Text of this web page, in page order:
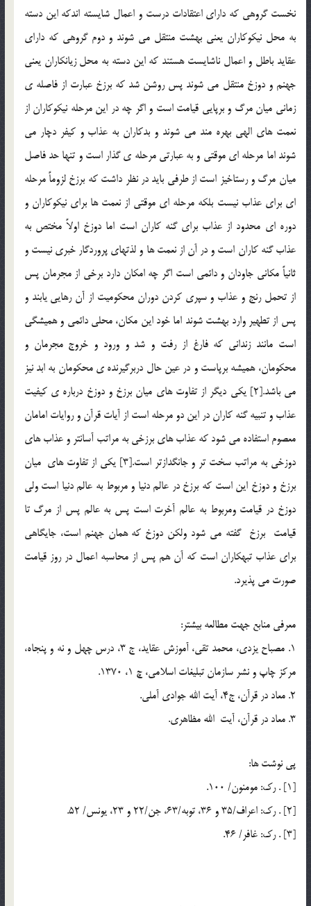
نخست گروهي كه داراي اعتقادات درست و اعمال شايسته اندكه اين دسته
به محل نيكوكاران يعني بهشت منتقل مي شوند و دوم گروهي كه داراي
عقايد باطل و اعمال ناشايست هستند كه اين دسته به محل زيانكاران يعني
جهنم و دوزخ منتقل مي شوند پس روشن شد كه برزخ عبارت از فاصله ي
زماني ميان مرگ و برپايي قيامت است و اگر چه در اين مرحله نيكوكاران از
نعمت هاي الهي بهره مند مي شوند و بدكاران به عذاب و كيفر دچار مي
شوند اما مرحله اي موقتي و به عبارتي مرحله ي گذار است و تنها حد فاصل
ميان مرگ و رستاخيز است از طرفي بايد در نظر داشت كه برزخ لزوماً مرحله
اي براي عذاب نيست بلكه مرحله اي موقتي از نعمت ها براي نيكوكاران و
دوره اي محدود از عذاب براي گنه كاران است اما دوزخ اولاً مختص به
عذاب گنه كاران است و در آن از نعمت ها و لذتهاي پروردگار خبري نيست و
ثانياً مكاني جاودان و دائمي است اگر چه امكان دارد برخي از مجرمان پس
از تحمل رنج و عذاب و سپري كردن دوران محكوميت از آن رهايي يابند و
پس از تطهير وارد بهشت شوند اما خود اين مكان، محلي دائمي و هميشگي
است مانند زنداني كه فارغ از رفت و شد و ورود و خروج مجرمان و
محكومان، هميشه برپاست و در عين حال دربرگيرنده ي محكومان به ابد نيز
مي باشد.[2] يكي ديگر از تفاوت هاي ميان برزخ و دوزخ درباره ي كيفيت
عذاب و تنبيه گنه كاران در اين دو مرحله است از آيات قرآن و روايات امامان
معصوم استفاده مي شود كه عذاب هاي برزخي به مراتب آسانتر و عذاب هاي
دوزخي به مراتب سخت تر و جانگدازتر است.[3] یکی از تفاوت های میان
برزخ و دوزخ این است که برزخ در عالم دنیا و مربوط به عالم دنیا است ولی
دوزخ در قیامت ومربوط به عالم آخرت است پس به عالم پس از مرگ تا
قیامت برزخ گفته مي شود ولکن دوزخ که همان جهنم است، جايگاهي
براي عذاب تبهکاران است که آن هم پس از محاسبه اعمال در روز قيامت
صورت مي پذيرد.
معرفي منابع جهت مطالعه بيشتر:
1. مصباح يزدي، محمد تقي، آموزش عقايد، ج 3، درس چهل و نه و پنجاه،
مركز چاپ و نشر سازمان تبليغات اسلامي، چ 1، 1370.
2. معاد در قرآن، ج4، آيت الله جوادي آملي.
3. معاد در قرآن، آيت الله مظاهري.
پي نوشت ها:
[1] . رك: مومنون/ 100.
[2] . رك: اعراف/35 و 36، توبه/63، جن/22 و 23، يونس/ 52.
[3] . رك: غافر/ 46.